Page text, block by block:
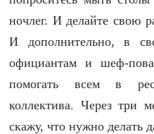
ночлег. И делайте свою
И дополнительно, в
официантам и шеф-
помогать всем в
коллектива. Через три
скажу, что нужно делать